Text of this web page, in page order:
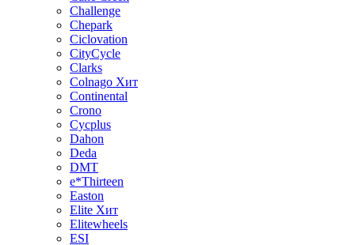
Challenge
Chepark
Ciclovation
CityCycle
Clarks
Colnago Хит
Continental
Crono
Cycplus
Dahon
Deda
DMT
e*Thirteen
Easton
Elite Хит
Elitewheels
ESI